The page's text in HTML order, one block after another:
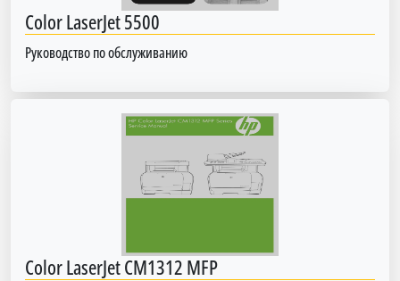
Color LaserJet 5500
Руководство по обслуживанию
Color LaserJet CM1312 MFP